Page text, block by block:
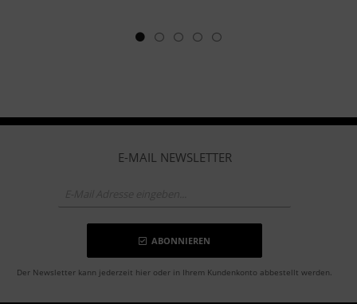
E-MAIL NEWSLETTER
ABONNIEREN
Der Newsletter kann jederzeit hier oder in Ihrem Kundenkonto abbestellt werden.